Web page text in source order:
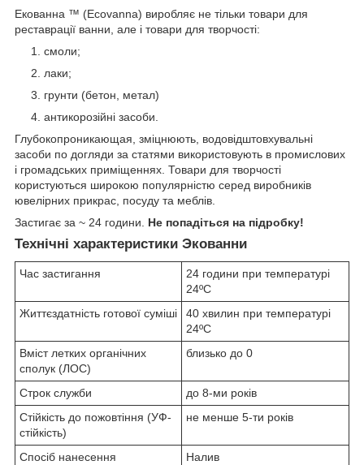
Екованна ™ (Ecovanna) виробляє не тільки товари для
реставрації ванни, але і товари для творчості:
смоли;
лаки;
грунти (бетон, метал)
антикорозійні засоби.
Глубокопроникающая, зміцнюють, водовідштовхувальні
засоби по догляди за статями використовують в промислових
і громадських приміщеннях. Товари для творчості
користуються широкою популярністю серед виробників
ювелірних прикрас, посуду та меблів.
Застигає за ~ 24 години. Не попадіться на підробку!
Технічні характеристики Экованни
Час застигання
24 години при температурі
24ºC
Життєздатність готової суміші
40 хвилин при температурі
24ºC
Вміст летких органічних
сполук (ЛОС)
близько до 0
Строк служби
до 8-ми років
Стійкість до пожовтіння (УФ-
стійкість)
не менше 5-ти років
Спосіб нанесення
Налив